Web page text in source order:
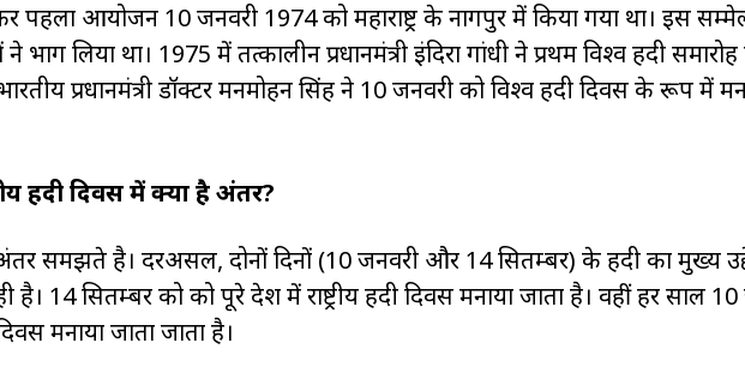
पहला आयोजन 10 जनवरी 1974 को महाराष्ट्र के नागपुर में किया गया था। इस
भाग लिया था। 1975 में तत्कालीन प्रधानमंत्री इंदिरा गांधी ने प्रथम विश्व हिंदी
प्रधानमंत्री डॉक्टर मनमोहन सिंह ने 10 जनवरी को विश्व हिंदी दिवस के रूप में
हिंदी दिवस में क्या है अंतर?
समझते है। दरअसल, दोनों दिनों (10 जनवरी और 14 सितम्बर) के हिंदी का मुख्य
ही है। 14 सितम्बर को को पूरे देश में राष्ट्रीय हिंदी दिवस मनाया जाता है। वहीं हर साल
मनाया जाता जाता है।